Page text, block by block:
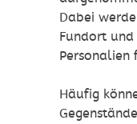
Dabei
Fundort
Personalien
Häufig